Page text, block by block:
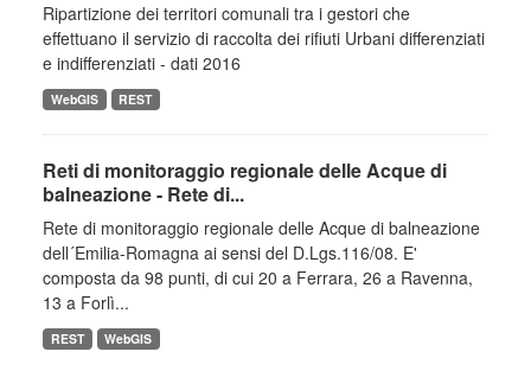
Ripartizione dei territori comunali tra i gestori che
effettuano il servizio di raccolta dei rifiuti Urbani differenziati
e indifferenziati - dati 2016
WebGIS REST
Reti di monitoraggio regionale delle Acque di
balneazione - Rete di...
Rete di monitoraggio regionale delle Acque di balneazione
dell´Emilia-Romagna ai sensi del D.Lgs.116/08. E'
composta da 98 punti, di cui 20 a Ferrara, 26 a Ravenna,
13 a Forlì...
REST WebGIS